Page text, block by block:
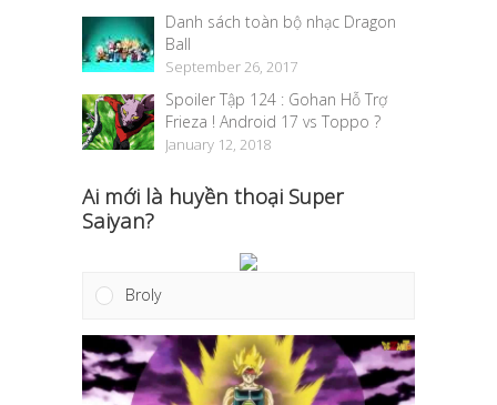
Hướng dẫn:
https://www.blogger.com
tạo blog”
Danh sách toàn bộ nhạc Dragon
Ball
September 26, 2017
Spoiler Tập 124 : Gohan Hỗ Trợ
Frieza ! Android 17 vs Toppo ?
January 12, 2018
Ai mới là huyền thoại Super
Saiyan?
Broly